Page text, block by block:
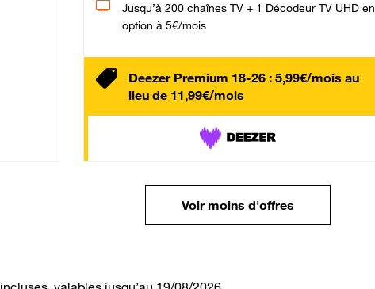
Jusqu’à 200 chaînes TV + 1 Décodeur TV UHD en
option à 5€/mois
Deezer Premium 18-26 : 5,99€/mois au
lieu de 11,99€/mois
Voir moins d'offres